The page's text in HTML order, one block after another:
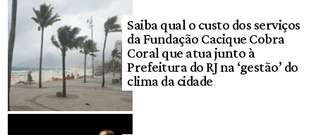
Saiba qual o custo dos serviços
da Fundação Cacique Cobra
Coral que atua junto à
Prefeitura do RJ na ‘gestão’ do
clima da cidade